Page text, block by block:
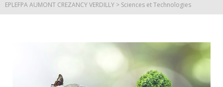
EPLEFPA AUMONT CREZANCY VERDILLY > Sciences et Technologies